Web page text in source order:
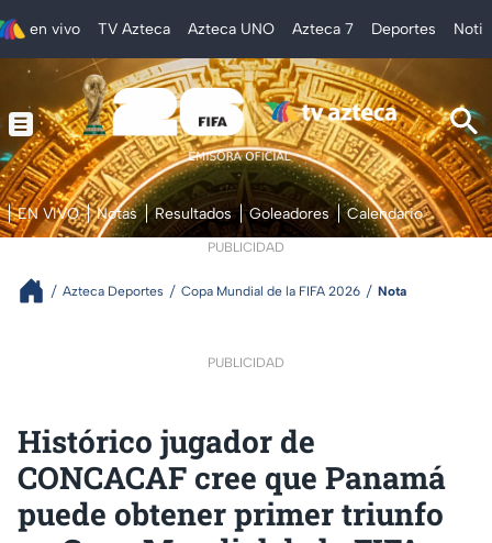
en vivo TV Azteca Azteca UNO Azteca 7 Deportes
EN VIVO Notas Resultados Goleadores Calendario
PUBLICIDAD
Azteca Deportes Copa Mundial de la FIFA 2026 Nota
PUBLICIDAD
Histórico jugador de
CONCACAF cree que Panamá
puede obtener primer triunfo